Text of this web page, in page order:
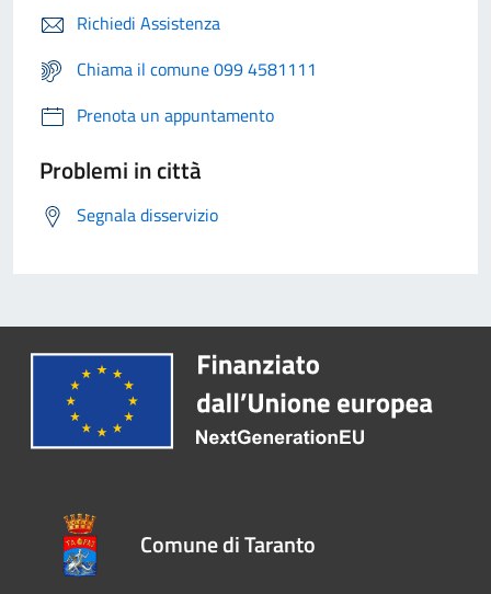
Richiedi Assistenza
Chiama il comune 099 4581111
Prenota un appuntamento
Problemi in città
Segnala disservizio
Comune di Taranto